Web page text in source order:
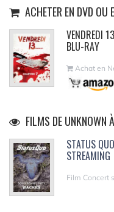
ACHETER EN DVD OU
VENDREDI
BLU-RAY
Achat en
FILMS DE UNKNOWN
STATUS
STREAMING
Film Concert